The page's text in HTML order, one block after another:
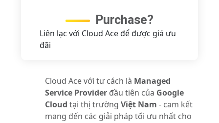
Purchase?
Liên lạc với Cloud Ace để được giá ưu
đãi
Cloud Ace với tư cách là Managed
Service Providerđầu tiên của Google
Cloud tại thị trường Việt Nam - cam kết
mang đến các giải pháp tối ưu nhất cho